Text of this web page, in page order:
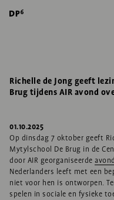
Richelle de Jong geeft
Brug tijdens AIR avond
01.10.2025
Op dinsdag 7 oktober geeft
Mytylschool De Brug in de
door AIR georganiseerde
Nederlanders leeft met een
niet voor hen is ontworpen.
spelen in sociale en fysieke